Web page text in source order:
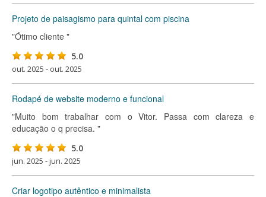
Projeto de paisagismo para quintal com piscina
"Ótimo cliente "
5.0
out. 2025 - out. 2025
Rodapé de website moderno e funcional
"Muito bom trabalhar com o Vitor. Passa com clareza e
educação o q precisa. "
5.0
jun. 2025 - jun. 2025
Criar logotipo autêntico e minimalista